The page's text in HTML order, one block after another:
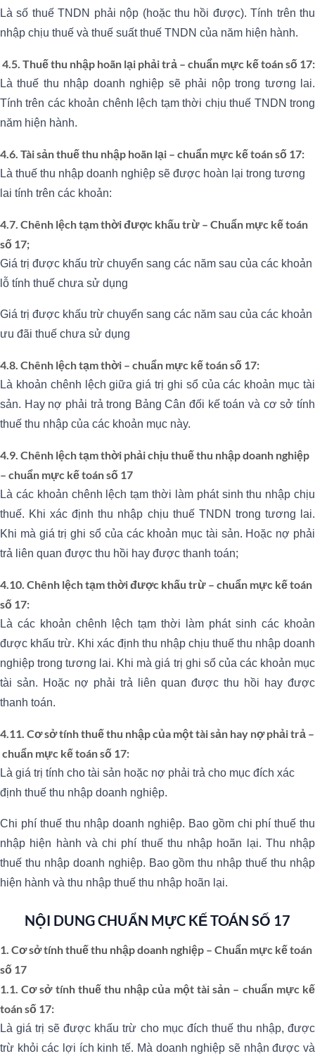
Là số thuế TNDN phải nộp (hoặc thu hồi được). Tính trên thu
nhập chịu thuế và thuế suất thuế TNDN của năm hiện hành.
4.5. Thuế thu nhập hoãn lại phải trả – chuẩn mực kế toán số 17:
Là thuế thu nhập doanh nghiệp sẽ phải nộp trong tương lai.
Tính trên các khoản chênh lệch tạm thời chịu thuế TNDN trong
năm hiện hành.
4.6. Tài sản thuế thu nhập hoãn lại – chuẩn mực kế toán số 17:
Là thuế thu nhập doanh nghiệp sẽ được hoàn lại trong tương
lai tính trên các khoản:
4.7. Chênh lệch tạm thời được khấu trừ – Chuẩn mực kế toán
số 17;
Giá trị được khấu trừ chuyển sang các năm sau của các khoản
lỗ tính thuế chưa sử dụng
Giá trị được khấu trừ chuyển sang các năm sau của các khoản
ưu đãi thuế chưa sử dụng
4.8. Chênh lệch tạm thời – chuẩn mực kế toán số 17:
Là khoản chênh lệch giữa giá trị ghi sổ của các khoản mục tài
sản. Hay nợ phải trả trong Bảng Cân đối kế toán và cơ sở tính
thuế thu nhập của các khoản mục này.
4.9. Chênh lệch tạm thời phải chịu thuế thu nhập doanh nghiệp
– chuẩn mực kế toán số 17
Là các khoản chênh lệch tạm thời làm phát sinh thu nhập chịu
thuế. Khi xác định thu nhập chịu thuế TNDN trong tương lai.
Khi mà giá trị ghi sổ của các khoản mục tài sản. Hoặc nợ phải
trả liên quan được thu hồi hay được thanh toán;
4.10. Chênh lệch tạm thời được khấu trừ – chuẩn mực kế toán
số 17:
Là các khoản chênh lệch tạm thời làm phát sinh các khoản
được khấu trừ. Khi xác định thu nhập chịu thuế thu nhập doanh
nghiệp trong tương lai. Khi mà giá trị ghi sổ của các khoản mục
tài sản. Hoặc nợ phải trả liên quan được thu hồi hay được
thanh toán.
4.11. Cơ sở tính thuế thu nhập của một tài sản hay nợ phải trả –
chuẩn mực kế toán số 17:
Là giá trị tính cho tài sản hoặc nợ phải trả cho mục đích xác
định thuế thu nhập doanh nghiệp.
Chi phí thuế thu nhập doanh nghiệp. Bao gồm chi phí thuế thu
nhập hiện hành và chi phí thuế thu nhập hoãn lại. Thu nhập
thuế thu nhập doanh nghiệp. Bao gồm thu nhập thuế thu nhập
hiện hành và thu nhập thuế thu nhập hoãn lại.
NỘI DUNG CHUẨN MỰC KẾ TOÁN SỐ 17
1. Cơ sở tính thuế thu nhập doanh nghiệp – Chuẩn mực kế toán
số 17
1.1. Cơ sở tính thuế thu nhập của một tài sản – chuẩn mực kế
toán số 17:
Là giá trị sẽ được khấu trừ cho mục đích thuế thu nhập, được
trừ khỏi các lợi ích kinh tế. Mà doanh nghiệp sẽ nhận được và